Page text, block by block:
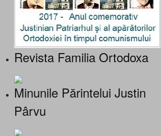
Revista Familia Ortodoxa
Minunile Părintelui Justin
Pârvu